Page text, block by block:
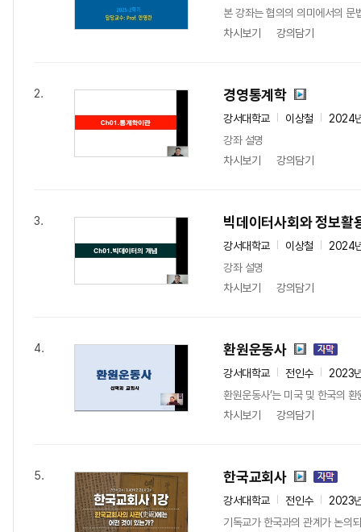
본 강좌는 협의의 의미에서의
차시보기
강의담기
2. 경영통계학
강서대학교 이상철
2024
강좌 설명
차시보기
강의담기
3. 빅데이터사회와 정보활
강서대학교 이상철
2024
강좌 설명
차시보기
강의담기
4. 환원운동사
강서대학교 전인수
2023
환원운동사’는 미국 및 한국의
차시보기
강의담기
5. 한국교회사
강서대학교 전인수
2023
기독교가 한국과의 관계가 논의